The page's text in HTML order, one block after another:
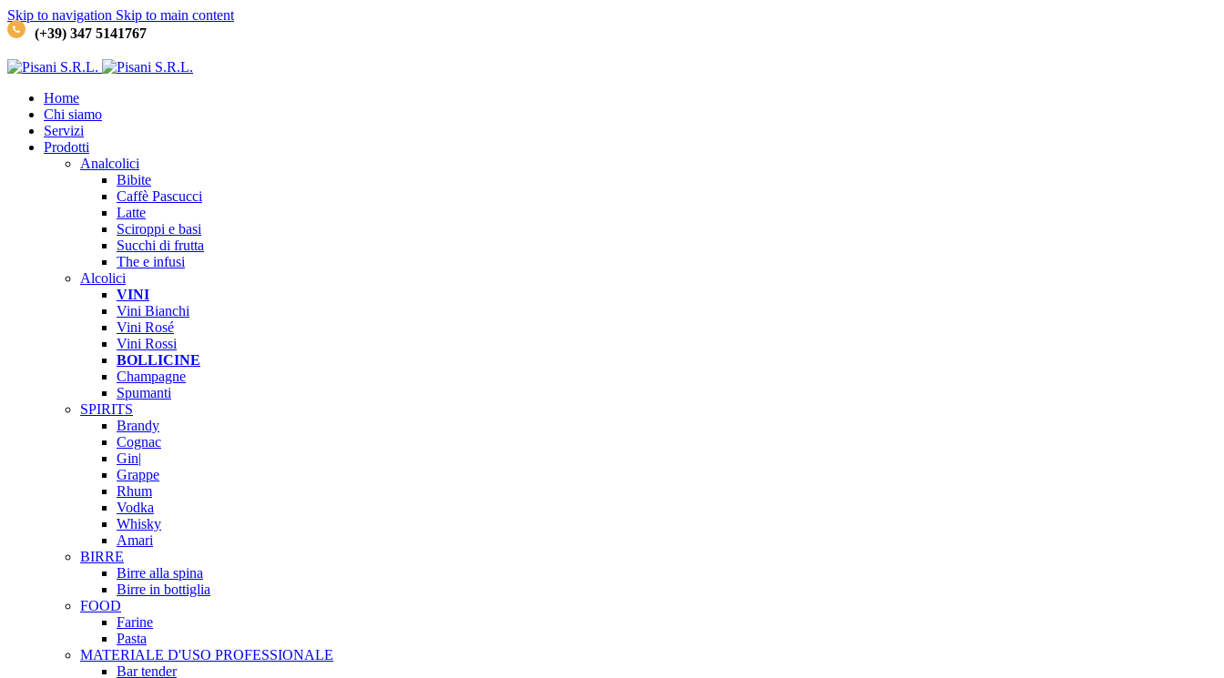
Skip to navigation Skip to main content
(+39) 347 5141767
Home
Chi siamo
Servizi
Prodotti
Analcolici
Bibite
Caffè Pascucci
Latte
Sciroppi e basi
Succhi di frutta
The e infusi
Alcolici
VINI
Vini Bianchi
Vini Rosé
Vini Rossi
BOLLICINE
Champagne
Spumanti
SPIRITS
Brandy
Cognac
Gin|
Grappe
Rhum
Vodka
Whisky
Amari
BIRRE
Birre alla spina
Birre in bottiglia
FOOD
Farine
Pasta
MATERIALE D'USO PROFESSIONALE
Bar tender